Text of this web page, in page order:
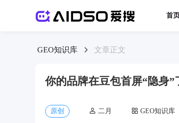
首
GEO知识库 文章正文
你的品牌在豆包首屏“隐身”
原创 二月 GEO知识库